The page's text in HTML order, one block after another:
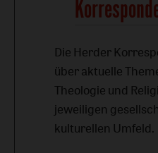
Die Herder
über aktuelle
Theologie und
jeweiligen
kulturellen Umfeld.